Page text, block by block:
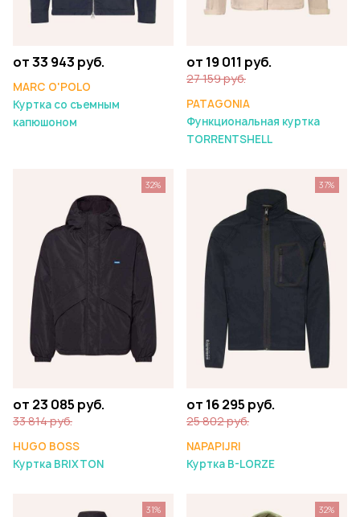
от 33 943 руб.
MARC O'POLO
Куртка со съемным
капюшоном
от 19 011 руб.
27 159 руб.
PATAGONIA
Функциональная куртка
TORRENTSHELL
от 23 085 руб.
33 814 руб.
HUGO BOSS
Куртка BRIXTON
32%
от 16 295 руб.
25 802 руб.
NAPAPIJRI
Куртка B-LORZE
37%
31% 32%